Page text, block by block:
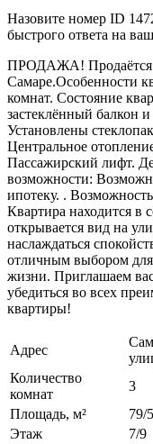
Назовите номер ID
быстрого ответа на
ПРОДАЖА! Продаётся
Самаре.Особенности
комнат. Состояние
застеклённый балкон
Установлены
Центральное
Пассажирский лифт.
возможности:
ипотеку. .
Квартира находится в
открывается вид на
наслаждаться
отличным выбором для
жизни. Приглашаем
убедиться во всех
квартиры!
Адрес
Количество
комнат
3
Площадь, м²
79/
Этаж
7/9